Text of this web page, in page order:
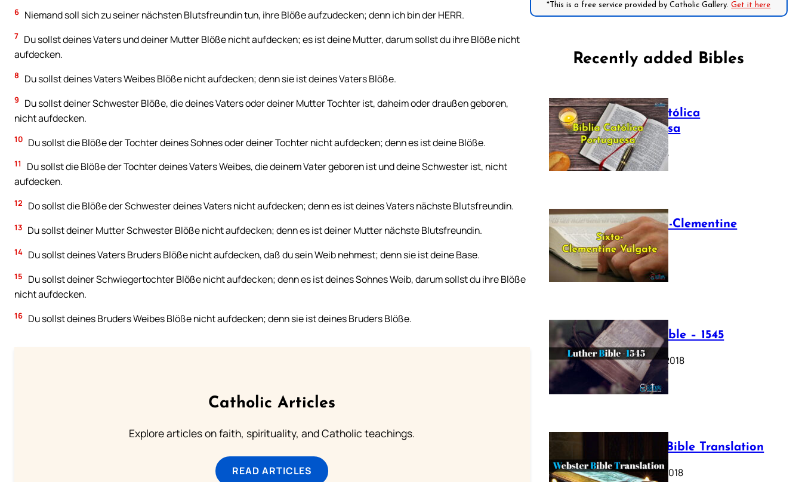
6 Niemand soll sich zu seiner nächsten Blutsfreundin tun, ihre Blöße aufzudecken; denn ich bin der HERR.
7 Du sollst deines Vaters und deiner Mutter Blöße nicht aufdecken; es ist deine Mutter, darum sollst du ihre Blöße nicht
aufdecken.
8 Du sollst deines Vaters Weibes Blöße nicht aufdecken; denn sie ist deines Vaters Blöße.
9
Du sollst deiner Schwester Blöße, die deines Vaters oder deiner Mutter Tochter ist, daheim oder draußen geboren,
nicht aufdecken.
10 Du sollst die Blöße der Tochter deines Sohnes oder deiner Tochter nicht aufdecken; denn es ist deine Blöße.
11
Du sollst die Blöße der Tochter deines Vaters Weibes, die deinem Vater geboren ist und deine Schwester ist, nicht
aufdecken.
12 Do sollst die Blöße der Schwester deines Vaters nicht aufdecken; denn es ist deines Vaters nächste Blutsfreundin.
13 Du sollst deiner Mutter Schwester Blöße nicht aufdecken; denn es ist deiner Mutter nächste Blutsfreundin.
14 Du sollst deines Vaters Bruders Blöße nicht aufdecken, daß du sein Weib nehmest; denn sie ist deine Base.
15
Du sollst deiner Schwiegertochter Blöße nicht aufdecken; denn es ist deines Sohnes Weib, darum sollst du ihre Blöße
nicht aufdecken.
16 Du sollst deines Bruders Weibes Blöße nicht aufdecken; denn sie ist deines Bruders Blöße.
Catholic Articles
Explore articles on faith, spirituality, and Catholic teachings.
READ ARTICLES
*This is a free service provided by Catholic Gallery.Get it here
Recently added Bibles
Bíblia Católica
Portuguesa
July 16, 2025
The Sixto-Clementine
Vulgate
July 12, 2025
Luther Bible – 1545
October 17, 2018
Webster Bible Translation
October 11, 2018